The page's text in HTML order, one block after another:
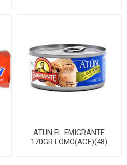
ATUN EL EMIGRANTE
170GR LOMO(ACE)(48)